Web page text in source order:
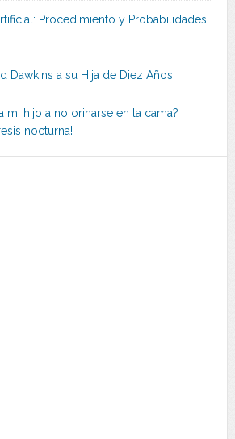
Procedimiento y Probabilidades
Dawkins a su Hija de Diez Años
mi hijo a no orinarse en la cama?
nocturna!